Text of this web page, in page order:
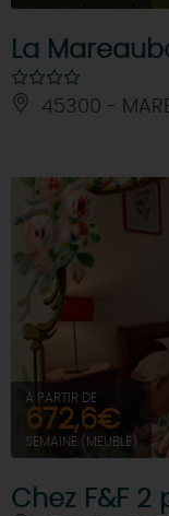
La
45300 -
À PARTIR DE
672,6€
SEMAINE (MEUBLÉ)
Chez F&F 2